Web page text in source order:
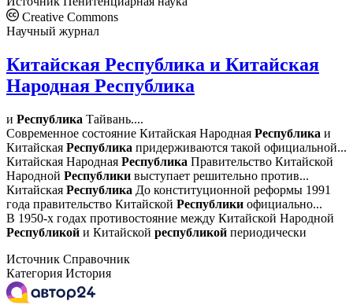
Creative Commons
Научный журнал
Китайская Республика и Китайская
Народная Республика
и Республика Тайвань....
Современное состояние Китайская Народная Республика и
Китайская Республика придерживаются такой официальной...
Китайская Народная Республика Правительство Китайской
Народной Республики выступает решительно против...
Китайская Республика До конституционной реформы 1991
года правительство Китайской Республики официально...
В 1950-х годах противостояние между Китайской Народной
Республикой и Китайской республикой периодически
Источник Справочник
Категория История